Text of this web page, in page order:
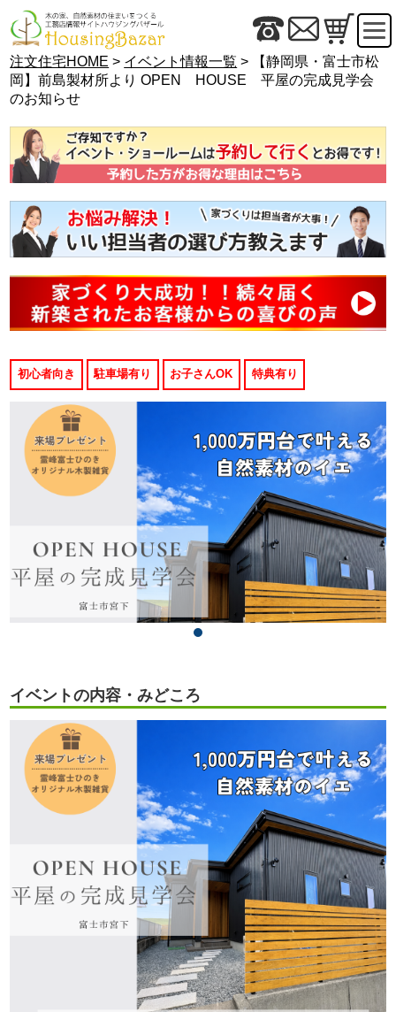
注文住宅HOME > イベント情報一覧 > 【静岡県・富士市松
岡】前島製材所より OPEN HOUSE 平屋の完成見学会
のお知らせ
初心者向き 駐車場有り お子さんOK 特典有り
イベントの内容・みどころ